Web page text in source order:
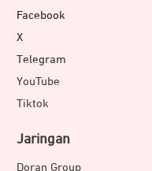
Facebook
X
Telegram
YouTube
Tiktok
Jaringan
Doran Group